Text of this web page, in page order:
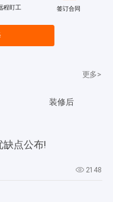
程盯工 签订合同
更多>
装修后
缺点公布!
2148